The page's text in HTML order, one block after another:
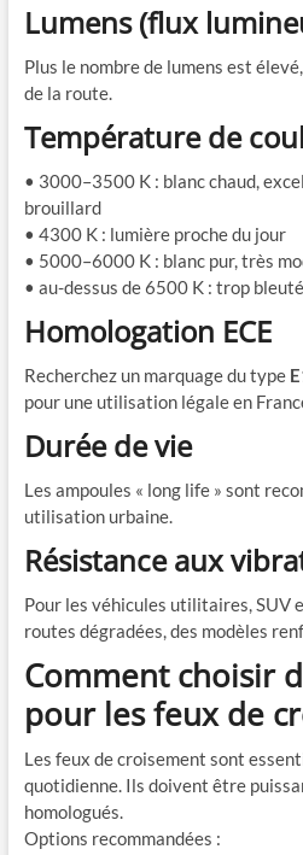
Lumens (flux
Plus le nombre de lumens est
de la route.
Température de
• 3000–3500 K : blanc chaud,
brouillard
• 4300 K : lumière proche du jour
• 5000–6000 K : blanc pur, très
• au-dessus de 6500 K : trop
Homologation ECE
Recherchez un marquage du type
pour une utilisation légale en
Durée de vie
Les ampoules « long life » sont
utilisation urbaine.
Résistance aux
Pour les véhicules utilitaires, SUV
routes dégradées, des modèles
Comment choisir
pour les feux de
Les feux de croisement sont
quotidienne. Ils doivent être
homologués.
Options recommandées :